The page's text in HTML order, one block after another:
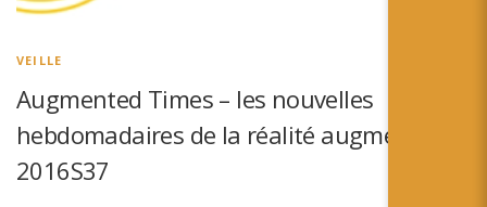
Español
VEILLE
Augmented Times – les nouvelles
hebdomadaires de la réalité augmentée –
2016S37